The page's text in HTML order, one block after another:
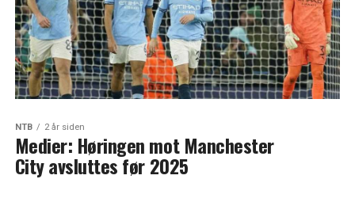
NTB 2 år siden
Medier: Høringen mot Manchester
City avsluttes før 2025